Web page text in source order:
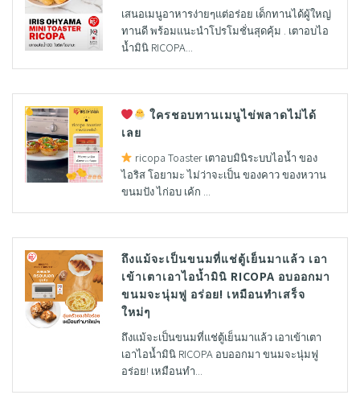
เสนอเมนูอาหารง่ายๆแต่อร่อย เด็กทานได้ผู้ใหญ่
ทานดี พร้อมแนะนำโปรโมชั่นสุดคุ้ม . เตาอบไอ
น้ำมินิ RICOPA...
ใครชอบทานเมนูไข่พลาดไม่ได้
เลย
ricopa Toaster เตาอบมินิระบบไอน้ำ ของ
ไอริส โอยามะ ไม่ว่าจะเป็น ของคาว ของหวาน
ขนมปัง ไก่อบ เค้ก ...
ถึงแม้จะเป็นขนมที่แช่ตู้เย็นมาแล้ว เอา
เข้าเตาเอาไอน้ำมินิ RICOPA อบออกมา
ขนมจะนุ่มฟู อร่อย! เหมือนทำเสร็จ
ใหม่ๆ
ถึงแม้จะเป็นขนมที่แช่ตู้เย็นมาแล้ว เอาเข้าเตา
เอาไอน้ำมินิ RICOPA อบออกมา ขนมจะนุ่มฟู
อร่อย! เหมือนทำ...